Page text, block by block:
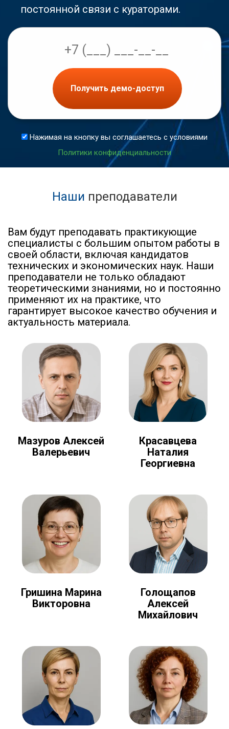
постоянной связи с кураторами.
Получить демо-доступ
Нажимая на кнопку вы соглашаетесь с условиями
Политики конфиденциальности
Наши преподаватели
Вам будут преподавать практикующие
специалисты с большим опытом работы в
своей области, включая кандидатов
технических и экономических наук. Наши
преподаватели не только обладают
теоретическими знаниями, но и постоянно
применяют их на практике, что
гарантирует высокое качество обучения и
актуальность материала.
Мазуров Алексей
Валерьевич
Красавцева
Наталия
Георгиевна
Гришина Марина
Викторовна
Голощапов
Алексей
Михайлович